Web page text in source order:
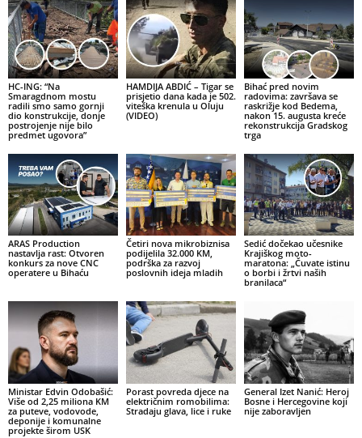
HC-ING: “Na
Smaragdnom mostu
radili smo samo gornji
dio konstrukcije, donje
postrojenje nije bilo
predmet ugovora”
HAMDIJA ABDIĆ – Tigar se
prisjetio dana kada je 502.
viteška krenula u Oluju
(VIDEO)
Bihać pred novim
radovima: završava se
raskrižje kod Bedema,
nakon 15. augusta kreće
rekonstrukcija Gradskog
trga
ARAS Production
nastavlja rast: Otvoren
konkurs za nove CNC
operatere u Bihaću
Četiri nova mikrobiznisa
podijelila 32.000 KM,
podrška za razvoj
poslovnih ideja mladih
Sedić dočekao učesnike
Krajiškog moto-
maratona: „Čuvate istinu
o borbi i žrtvi naših
branilaca“
Ministar Edvin Odobašić:
Više od 2,25 miliona KM
za puteve, vodovode,
deponije i komunalne
projekte širom USK
Porast povreda djece na
električnim romobilima:
Stradaju glava, lice i ruke
General Izet Nanić: Heroj
Bosne i Hercegovine koji
nije zaboravljen